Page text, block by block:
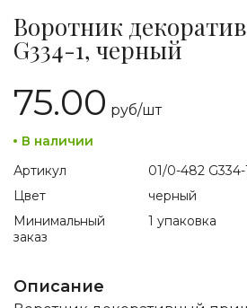
Воротник
G334-1, черный
75.00 руб/шт
В наличии
Артикул
01/0-482 G334-
Цвет
черный
Минимальный
заказ
1 упаковка
Описание